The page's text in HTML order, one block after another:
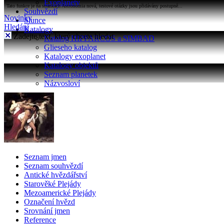
Exoplanety
Souhvězdí
Slunce
Katalogy
Katalog HIPPARCOS a SIMBAD
Glieseho katalog
Katalogy exoplanet
Katalogy objektů
Seznam planetek
Názvosloví
Tato funkce je na stránkách Astronomia nová, testové otázky jsou přidávány postupně...
Novinky
Hledání
Zadejte text, který chcete hledat
Seznam jmen
Seznam souhvězdí
Antické hvězdářství
Starověké Plejády
Mezoamerické Plejády
Označení hvězd
Srovnání jmen
Reference